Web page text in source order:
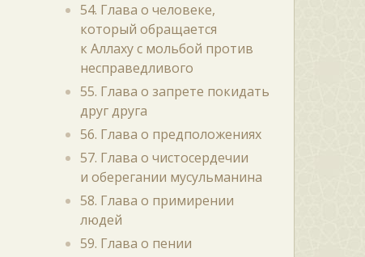
54. Глава о человеке,
который обращается
к Аллаху с мольбой против
несправедливого
55. Глава о запрете покидать
друг друга
56. Глава о предположениях
57. Глава о чистосердечии
и оберегании мусульманина
58. Глава о примирении
людей
59. Глава о пении